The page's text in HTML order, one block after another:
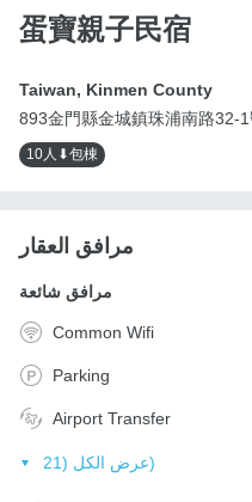
蛋寶親子民宿
Taiwan, Kinmen County
893金門縣金城鎮珠浦南路32-1
10人⬇包棟
مرافق العقار
مرافق شائعة
Common Wifi
Parking
Airport Transfer
عرض الكل (21)